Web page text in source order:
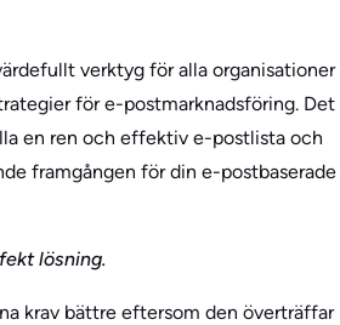
verktyg för alla organisationer
för e-postmarknadsföring. Det
en ren och effektiv e-postlista och
framgången för din e-postbaserade
lösning.
krav bättre eftersom den överträffar